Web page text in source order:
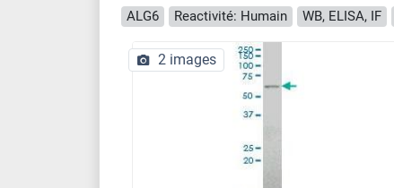
ALG6 Reactivité: Humain WB, ELISA, IF
2 images